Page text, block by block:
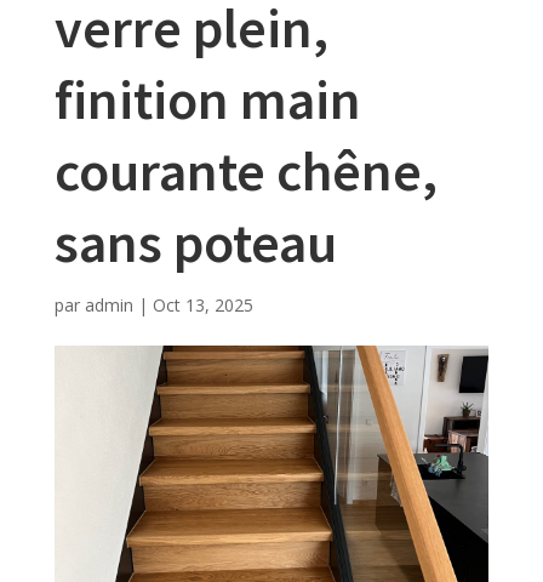
verre plein,
finition main
courante chêne,
sans poteau
par admin | Oct 13, 2025